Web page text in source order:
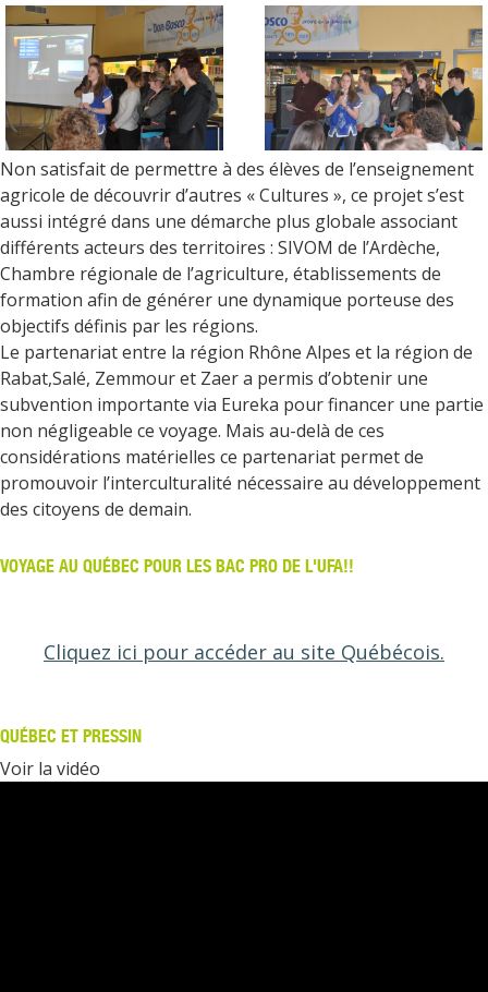
Non satisfait de permettre à des élèves de l’enseignement
agricole de découvrir d’autres « Cultures », ce projet s’est
aussi intégré dans une démarche plus globale associant
différents acteurs des territoires : SIVOM de l’Ardèche,
Chambre régionale de l’agriculture, établissements de
formation afin de générer une dynamique porteuse des
objectifs définis par les régions.
Le partenariat entre la région Rhône Alpes et la région de
Rabat,Salé, Zemmour et Zaer a permis d’obtenir une
subvention importante via Eureka pour financer une partie
non négligeable ce voyage. Mais au-delà de ces
considérations matérielles ce partenariat permet de
promouvoir l’interculturalité nécessaire au développement
des citoyens de demain.
VOYAGE AU QUÉBEC POUR LES BAC PRO DE L'UFA!!
Cliquez ici pour accéder au site Québécois.
QUÉBEC ET PRESSIN
Voir la vidéo